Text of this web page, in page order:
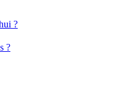
?
?